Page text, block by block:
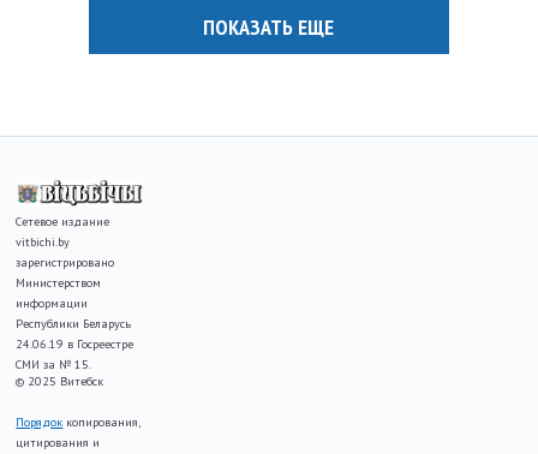
ПОКАЗАТЬ ЕЩЕ
Сетевое издание
vitbichi.by
зарегистрировано
Министерством
информации
Республики Беларусь
24.06.19 в Госреестре
СМИ за № 15.
© 2025 Витебск
Порядок копирования,
цитирования и